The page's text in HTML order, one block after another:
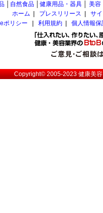
自然食品 健康用品・器具 美容
ホーム
プレスリリース
サ
ポリシー
利用規約 個人情報
Copyright© 2005-2023健康美